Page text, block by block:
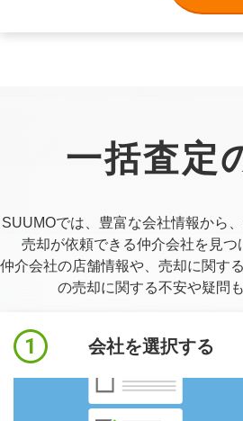
一括査定
SUUMOでは、豊富な会社情報から
売却が依頼できる仲介会社を見つ
仲介会社の店舗情報や、売却に関す
の売却に関する不安や疑問
会社を選択する